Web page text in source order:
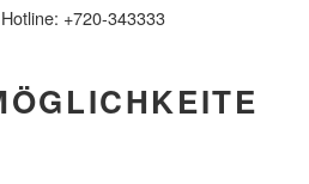
+720-343333